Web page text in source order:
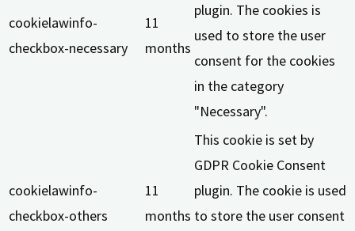
cookielawinfo-
checkbox-necessary
11
months
plugin. The cookies is
used to store the user
consent for the cookies
in the category
"Necessary".
cookielawinfo-
checkbox-others
11
months
This cookie is set by
GDPR Cookie Consent
plugin. The cookie is used
to store the user consent